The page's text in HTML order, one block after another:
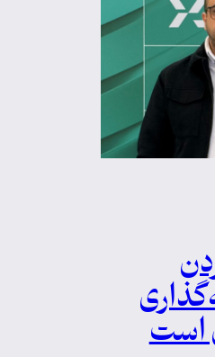
است